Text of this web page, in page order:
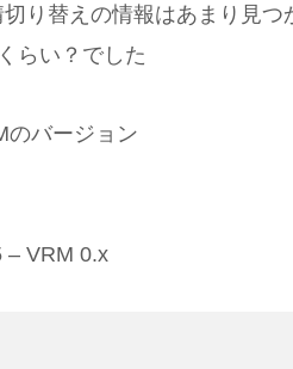
り替えの情報はあまり見
らい？でした
のバージョン
– VRM 0.x